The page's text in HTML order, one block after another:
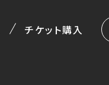
チケット購入